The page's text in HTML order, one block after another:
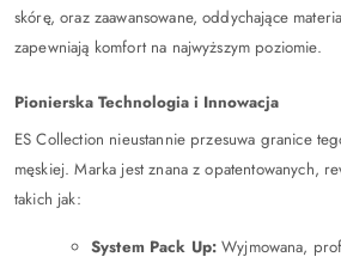
skórę, oraz zaawansowane, oddychające
zapewniają komfort na najwyższym poziomie.
Pionierska Technologia i Innowacja
ES Collection nieustannie przesuwa granice
męskiej. Marka jest znana z opatentowanych,
takich jak:
System Pack Up: Wyjmowana,